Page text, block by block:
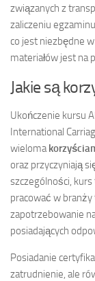
związanych z
zaliczeniu
co jest niezbędne
materiałów jest na
Jakie są
Ukończenie kursu
International
wieloma
oraz przyczyniają
szczególności,
pracować w
zapotrzebowanie
posiadających
Posiadanie
zatrudnienie, ale